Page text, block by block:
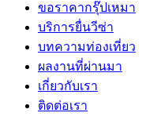
ขอราคากรุ๊ปเหมา
บริการยื่นวีซ่า
บทความท่องเที่ยว
ผลงานที่ผ่านมา
เกี่ยวกับเรา
ติดต่อเรา